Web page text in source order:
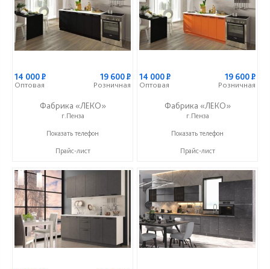
14 000Р
Оптовая
19 600Р
Розничная
Фабрика «ЛЕКО»
г.Пенза
+7 (800) 222-93-90
Показать телефон
Прайс-лист
14 000Р
Оптовая
19 600Р
Розничная
Фабрика «ЛЕКО»
г.Пенза
+7 (800) 222-93-90
Показать телефон
Прайс-лист